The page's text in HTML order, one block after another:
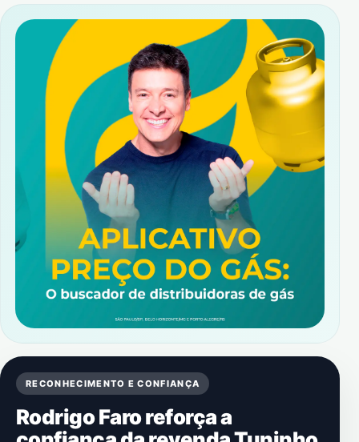
RECONHECIMENTO E CONFIANÇA
Rodrigo Faro reforça a